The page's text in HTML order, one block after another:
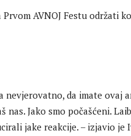
AVNOJ Festu održati
nevjerovatno, da imate ovaj
Jako smo počašćeni.
jake reakcije. – izjavio je